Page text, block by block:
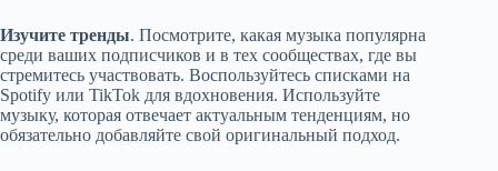
Изучите тренды. Посмотрите, какая музыка популярна
среди ваших подписчиков и в тех сообществах, где вы
стремитесь участвовать. Воспользуйтесь списками на
Spotify или TikTok для вдохновения. Используйте
музыку, которая отвечает актуальным тенденциям, но
обязательно добавляйте свой оригинальный подход.